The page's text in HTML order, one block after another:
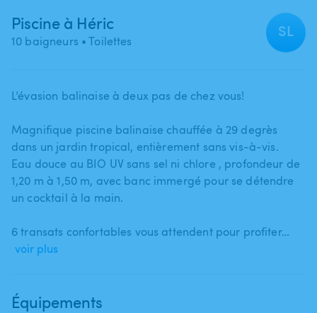
Piscine à Héric
10 baigneurs • Toilettes
SL
L’évasion balinaise à deux pas de chez vous!
Magnifique piscine balinaise chauffée à 29 degrès
dans un jardin tropical​​,​​ entièrement sans vis-à-vis.
Eau douce au BIO UV sans sel ni chlore ​​,​​ profondeur de
1​​,​​20 m à 1​​,​​50 m​​,​​ avec banc immergé pour se détendre
un cocktail à la main.
6 transats confortables vous attendent pour profiter…
voir plus
Équipements